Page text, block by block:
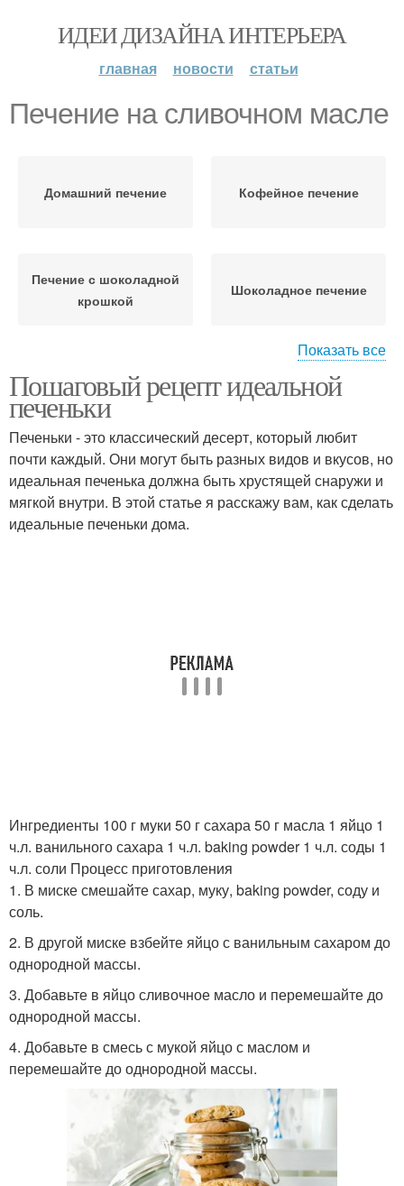
ИДЕИ ДИЗАЙНА ИНТЕРЬЕРА
главная новости статьи
Печение на сливочном масле
Домашний печение Кофейное печение
Печение с шоколадной
крошкой
Шоколадное печение
Кокосовое печение Творожное печение
Печение на майонезе Медовое печение
Показать все
Пошаговый рецепт идеальной
печеньки
Печеньки - это классический десерт, который любит
почти каждый. Они могут быть разных видов и вкусов, но
идеальная печенька должна быть хрустящей снаружи и
мягкой внутри. В этой статье я расскажу вам, как сделать
идеальные печеньки дома.
Ингредиенты 100 г муки 50 г сахара 50 г масла 1 яйцо 1
ч.л. ванильного сахара 1 ч.л. baking powder 1 ч.л. соды 1
ч.л. соли Процесс приготовления
1. В миске смешайте сахар, муку, baking powder, соду и
соль.
2. В другой миске взбейте яйцо с ванильным сахаром до
однородной массы.
3. Добавьте в яйцо сливочное масло и перемешайте до
однородной массы.
4. Добавьте в смесь с мукой яйцо с маслом и
перемешайте до однородной массы.